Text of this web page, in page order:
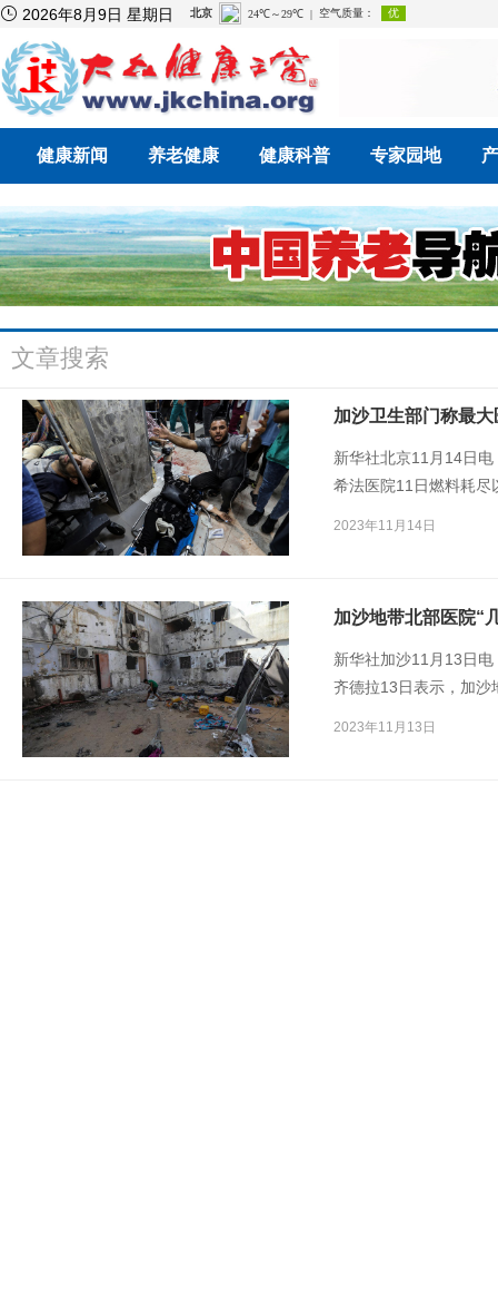
 2026年8月9日 星期日
健康新闻 养老健康 健康科普 专家园地
文章搜索
加沙卫生部门称最
新华社北京11月14日
希法医院11日燃料耗尽
2023年11月14日
加沙地带北部医院“
新华社加沙11月13日
齐德拉13日表示，加沙
2023年11月13日